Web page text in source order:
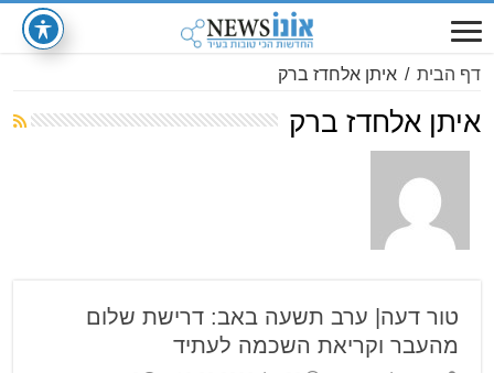
דף הבית / איתן אלחדז ברק
איתן אלחדז ברק
טור דעה| ערב תשעה באב: דרישת שלום
מהעבר וקריאת השכמה לעתיד